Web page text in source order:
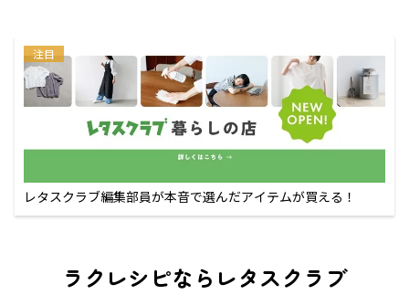
注目
レタスクラブ編集部員が本音で選んだアイテムが買える！
ラクレシピならレタスクラブ